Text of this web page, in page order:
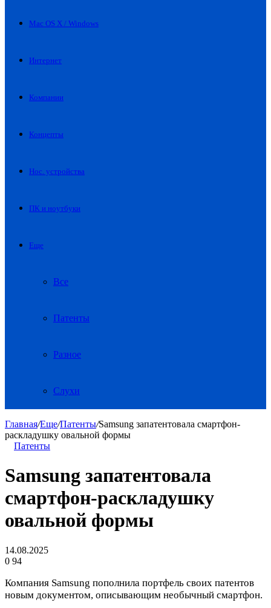
Mac OS X / Windows
Интернет
Компании
Концепты
Нос. устройства
ПК и ноутбуки
Еще
Все
Патенты
Разное
Слухи
Главная/Еще/Патенты/Samsung запатентовала смартфон-
раскладушку овальной формы
Патенты
Samsung запатентовала
смартфон-раскладушку
овальной формы
14.08.2025
0 94
Компания Samsung пополнила портфель своих патентов
новым документом, описывающим необычный смартфон.